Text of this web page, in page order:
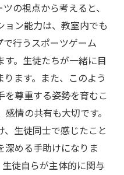
の視点から考えると、
ョン能力は、教室内でも
行うスポーツゲーム
。生徒たちが一緒に目
ます。また、このよう
を尊重する姿勢を育むこ
情の共有も大切です。
生徒同士で感じたこと
深める手助けになりま
徒自らが主体的に関与